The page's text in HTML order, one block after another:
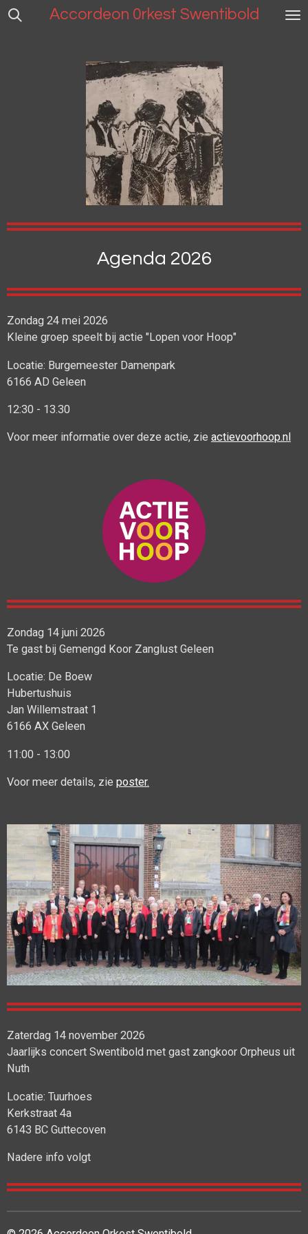
Ga
Accordeon 0rkest Swentibold
Agenda 2026
Zondag 24 mei 2026
Kleine groep speelt bij actie "Lopen voor Hoop"
Locatie: Burgemeester Damenpark
6166 AD Geleen
12:30 - 13.30
Voor meer informatie over deze actie, zie actievoorhoop.nl
Zondag 14 juni 2026
Te gast bij Gemengd Koor Zanglust Geleen
Locatie: De Boew
Hubertushuis
Jan Willemstraat 1
6166 AX Geleen
11:00 - 13:00
Voor meer details, zie poster.
Zaterdag 14 november 2026
Jaarlijks concert Swentibold met gast zangkoor Orpheus uit
Nuth
Locatie: Tuurhoes
Kerkstraat 4a
6143 BC Guttecoven
Nadere info volgt